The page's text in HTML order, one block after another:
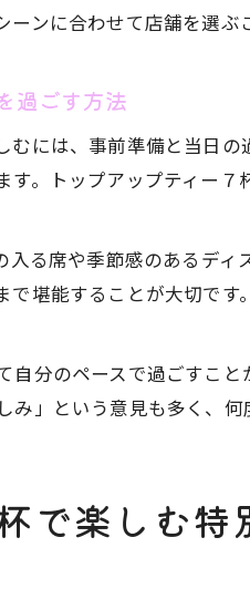
ンに合わせて店舗を選
過ごす方法
には、事前準備と当日
。トップアップティー
る席や季節感のあるデ
堪能することが大切で
分のペースで過ごすこ
」という意見も多く、何
で楽しむ